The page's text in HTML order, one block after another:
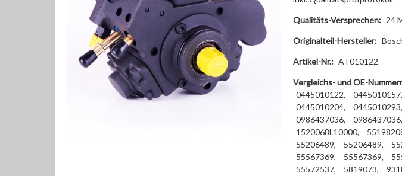
Qualitäts-Versprechen: 24
Originalteil-Hersteller:
Artikel-Nr.: AT010122
Vergleichs- und OE-
0445010122,
0445010157,
0445010204,
0445010293,
0986437036,
0986437036,
1520068L10000,
55206489,
55206489,
55567369,
55567369,
55572537,
5819073,